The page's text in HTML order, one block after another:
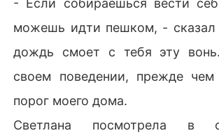
- Если собираешься вести
можешь идти пешком, -
дождь смоет с тебя эту
своем поведении, прежде чем
порог моего дома.
Светлана посмотрела в